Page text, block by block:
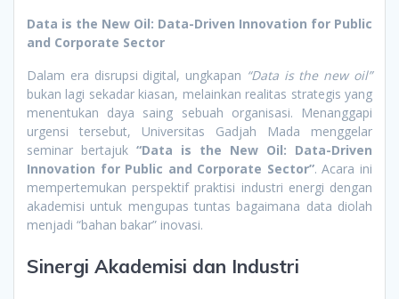
Data is the New Oil: Data-Driven Innovation for Public
and Corporate Sector
Dalam era disrupsi digital, ungkapan “Data is the new oil”
bukan lagi sekadar kiasan, melainkan realitas strategis yang
menentukan daya saing sebuah organisasi. Menanggapi
urgensi tersebut, Universitas Gadjah Mada menggelar
seminar bertajuk “Data is the New Oil: Data-Driven
Innovation for Public and Corporate Sector”. Acara ini
mempertemukan perspektif praktisi industri energi dengan
akademisi untuk mengupas tuntas bagaimana data diolah
menjadi “bahan bakar” inovasi.
Sinergi Akademisi dan Industri